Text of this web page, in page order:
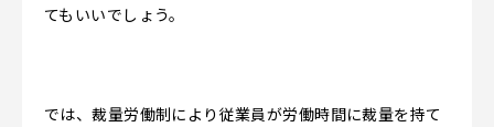
てもいいでしょう。
では、裁量労働制により従業員が労働時間に裁量を持て